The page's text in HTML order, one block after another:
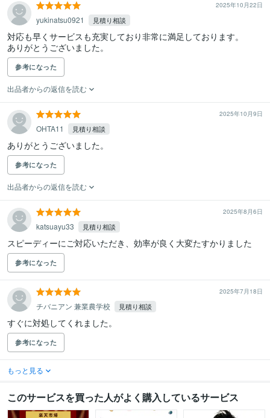
2025年10月22日
yukinatsu0921 見積り相談
対応も早くサービスも充実しており非常に満足しております。
ありがとうございました。
参考になった
出品者からの返信を読む
2025年10月9日
OHTA11 見積り相談
ありがとうございました。
参考になった
出品者からの返信を読む
2025年8月6日
katsuayu33 見積り相談
スピーディーにご対応いただき、効率が良く大変たすかりました
参考になった
2025年7月18日
チバニアン 兼業農学校 見積り相談
すぐに対処してくれました。
参考になった
もっと見る
このサービスを買った人がよく購入しているサービス